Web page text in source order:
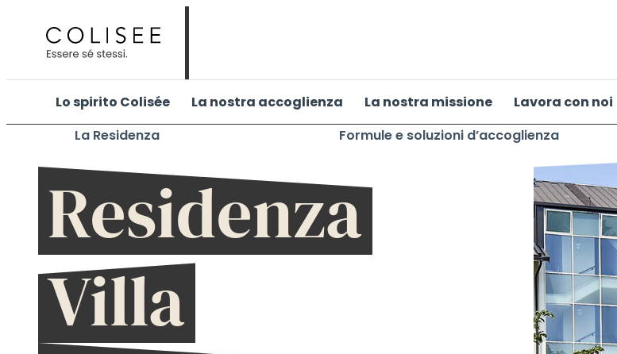
contenuto
Lo spirito Colisée La nostra accoglienza La nostra missione Lavora con noi
Residenza
Villa
La Residenza Formule e soluzioni d’accoglienza